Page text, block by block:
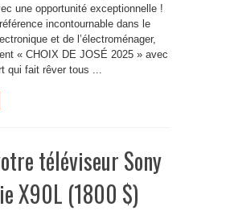
une opportunité exceptionnelle !
incontournable dans le
et de l’électroménager,
« CHOIX DE JOSÉ 2025 » avec
qui fait rêver tous ...
téléviseur Sony
X90L (1800 $)